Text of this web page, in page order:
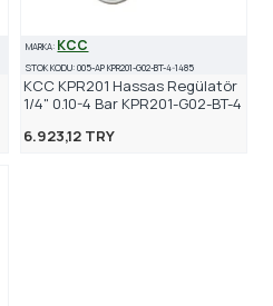
MARKA: KCC
STOK KODU: 005-AP KPR201-G02-BT-4-1485
KCC KPR201 Hassas Regülatör
1/4" 0.10-4 Bar KPR201-G02-BT-4
6.923,12 TRY